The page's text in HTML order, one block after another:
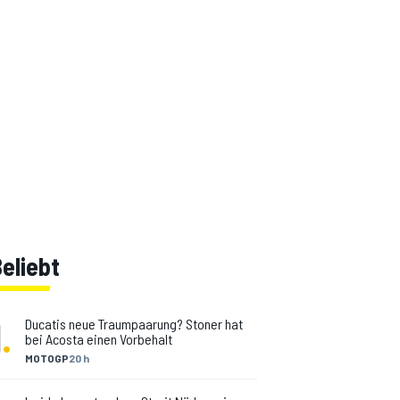
. MOTOGP20 h
Ducatis neue Traumpaarung? Stoner hat
bei Acosta einen Vorbehalt